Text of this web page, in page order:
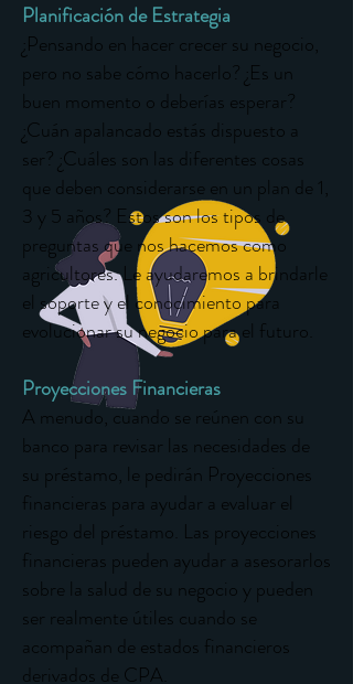
Planificación de Estrategia
¿Pensando en hacer crecer su negocio,
pero no sabe cómo hacerlo? ¿Es un
buen momento o deberías esperar?
¿Cuán apalancado estás dispuesto a
ser? ¿Cuáles son las diferentes cosas
que deben considerarse en un plan de 1,
3 y 5 años? Estos son los tipos de
preguntas que nos hacemos como
agricultores. Le ayudaremos a brindarle
el soporte y el conocimiento para
evolucionar su negocio para el futuro.
Proyecciones Financieras
A menudo, cuando se reúnen con su
banco para revisar las necesidades de
su préstamo, le pedirán Proyecciones
financieras para ayudar a evaluar el
riesgo del préstamo. Las proyecciones
financieras pueden ayudar a asesorarlos
sobre la salud de su negocio y pueden
ser realmente útiles cuando se
acompañan de estados financieros
derivados de CPA.